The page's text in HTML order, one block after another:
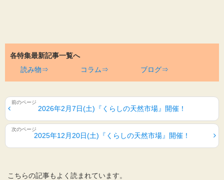
各特集最新記事一覧へ
読み物⇒
コラム⇒ ブログ⇒
2026年2月7日(土)『くらしの天然市場』開催！
2025年12月20日(土)『くらしの天然市場』開催！
こちらの記事もよく読まれています。